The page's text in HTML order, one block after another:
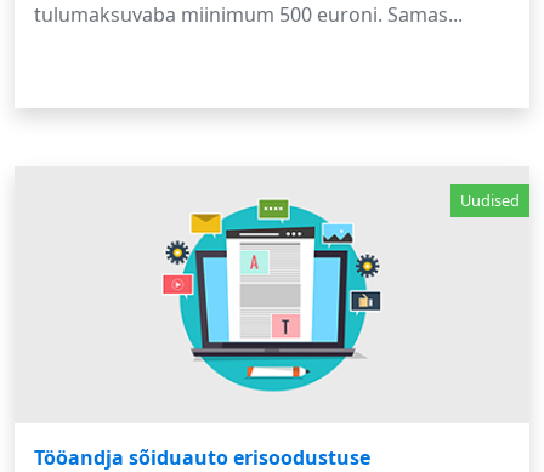
tulumaksuvaba miinimum 500 euroni. Samas...
Tööandja sõiduauto erisoodustuse
Uudised